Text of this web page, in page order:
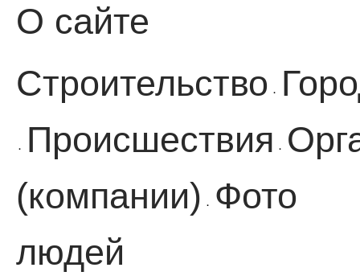
О сайте
Строительство ·
· Происшествия ·
(компании)
·
Фото
людей